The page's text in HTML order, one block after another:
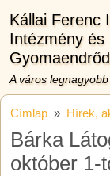
Kállai Ferenc
Intézmény és
Gyomaendrőd
A város
Címlap Hírek,
Bárka
október 1-